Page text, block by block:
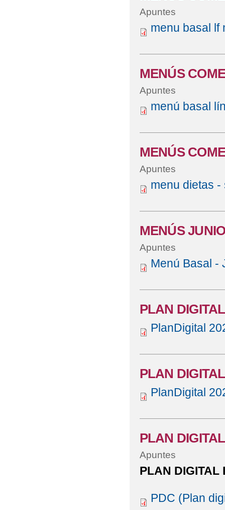
Apuntes
menu basal lf
MENÚS
Apuntes
menú basal
MENÚS
Apuntes
menu dietas
MENÚS
Apuntes
Menú Basal -
PLAN
PlanDigital
PLAN
PlanDigital
PLAN
Apuntes
PLAN DIGITAL
PDC (Plan